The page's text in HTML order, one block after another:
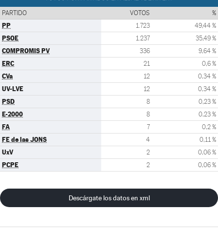
PARTIDO VOTOS %
PP 1.723 49,44 %
PSOE 1.237 35,49 %
COMPROMIS PV 336 9,64 %
ERC 21 0,6 %
CVa 12 0,34 %
UV-LVE 12 0,34 %
PSD 8 0,23 %
E-2000 8 0,23 %
FA 7 0,2 %
FE de las JONS 4 0,11 %
UxV 2 0,06 %
PCPE 2 0,06 %
Descárgate los datos en xml